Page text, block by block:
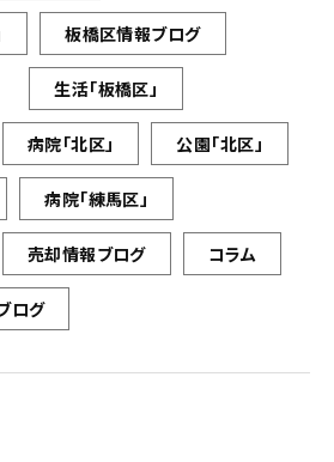
板橋区情報ブログ
生活「板橋区」
病院「北区」 公園「北区」
病院「練馬区」
売却情報ブログ コラム
ログ